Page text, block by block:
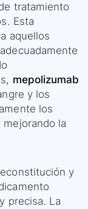
tratamiento
Esta
aquellos
mepolizumab
y los
los
la
y
precisa. La